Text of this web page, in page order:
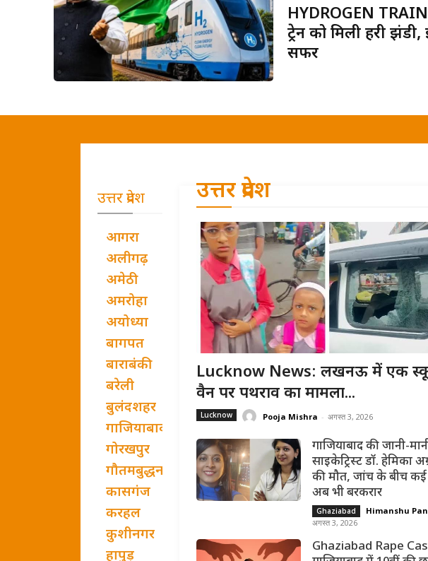
HYDROGEN TRAIN
ट्रेन को मिली हरी
सफर
उत्तर प्रदेश
आगरा
अलीगढ़
अमेठी
अमरोहा
अयोध्या
बागपत
बाराबंकी
बरेली
बुलंदशहर
गाजियाबाद
गोरखपुर
गौतमबुद्धनगर
कासगंज
करहल
कुशीनगर
हापुड़
उत्तर प्रदेश
Lucknow News: लखनऊ में एक
वैन पर पथराव का मामला...
Lucknow Pooja Mishra - अगस्त 3, 2026
गाजियाबाद की जानी-
साइकेट्रिस्ट डॉ. हेमिका
की मौत, जांच के बीच
अब भी बरकरार
Ghaziabad Himanshu
अगस्त 3, 2026
Ghaziabad Rape